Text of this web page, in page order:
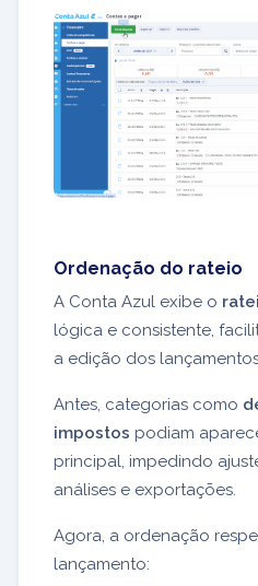
Ordenação do rateio
A Conta Azul exibe o
lógica e consistente,
a edição dos
Antes, categorias como
impostos podiam
principal, impedindo
análises e exportações.
Agora, a ordenação
lançamento: